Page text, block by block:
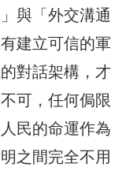
與「外交溝通
建立可信的軍
對話架構，才
可，任何侷限
民的命運作為
之間完全不用